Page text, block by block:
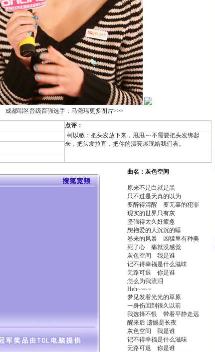
成都唱区晋级百强选手：马尧瑶更多图片>>>
点评：
·柯以敏：把头发放下来，甩甩~~不需要把头发绑起
来，把头发拉直，把你的漂亮展现给我们看。
曲名：灰色空间
原来不是白就是黑
只不过是天真的以为
要醉得清醒 要无辜的犯罪
现实的世界只有灰
坚强得太久好疲惫
想抱爱的人沉沉的睡
卷来的风暴 凶猛里有种美
死了心 痛就没感觉
灰色空间 我是谁
记不得幸福是什么滋味
无路可退 你是谁
怎么为我流泪
Heh~~~~
梦见发着光光的草原
一身伤回到很久以前
我选择不恨 带着平静走远
醒来后 遗憾是长夜
灰色空间 我是谁
记不得幸福是什么滋味
无路可退 你是谁